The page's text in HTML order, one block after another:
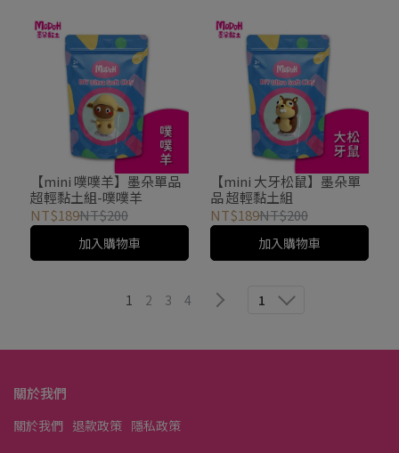
【mini 噗噗羊】墨朵單品
超輕黏土組-噗噗羊
NT$189NT$200
加入購物車
【mini 大牙松鼠】墨朵單
品 超輕黏土組
NT$189NT$200
加入購物車
1 2 3 4 1
關於我們
關於我們 退款政策 隱私政策